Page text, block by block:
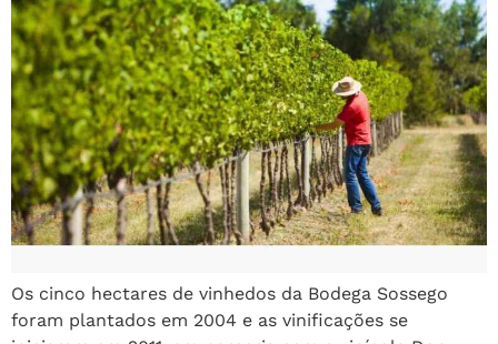
Os cinco hectares de vinhedos da Bodega Sossego
foram plantados em 2004 e as vinificações se